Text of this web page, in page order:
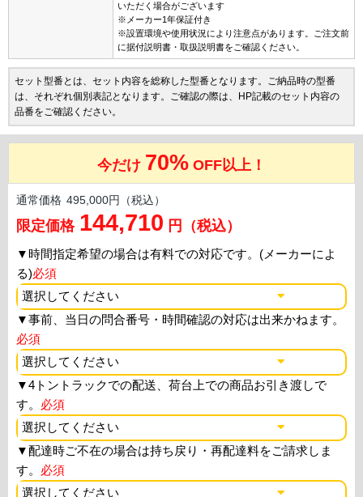
いただく場合がございます
※メーカー1年保証付き
※設置環境や使用状況により注意点があります。ご注文前
に据付説明書・取扱説明書をご確認ください。
セット型番とは、セット内容を総称した型番となります。ご納品時の型番
は、それぞれ個別表記となります。ご確認の際は、HP記載のセット内容の
品番をご確認ください。
今だけ 70% OFF以上！
通常価格 495,000円（税込）
限定価格 144,710 円（税込）
▼時間指定希望の場合は有料での対応です。(メーカーによ
る)必須
▼事前、当日の問合番号・時間確認の対応は出来かねます。
必須
▼4トントラックでの配送、荷台上での商品お引き渡しで
す。 必須
▼配達時ご不在の場合は持ち戻り・再配達料をご請求しま
す。 必須